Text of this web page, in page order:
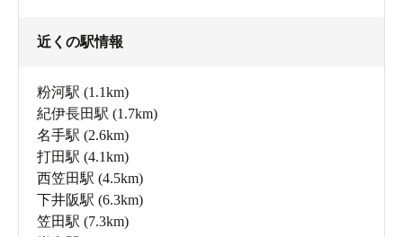
近くの駅情報
粉河駅 (1.1km)
紀伊長田駅 (1.7km)
名手駅 (2.6km)
打田駅 (4.1km)
西笠田駅 (4.5km)
下井阪駅 (6.3km)
笠田駅 (7.3km)